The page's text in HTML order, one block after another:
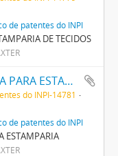
de patentes do INPI
DE TECIDOS
UMA TINTA AMARELLA PARA ESTAMPARIA
do INPI-14781
de patentes do INPI
ESTAMPARIA